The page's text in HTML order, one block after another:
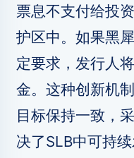
票息不支付给投
护区中。如果黑
定要求，发行人
金。这种创新机
目标保持一致，
决了SLB中可持